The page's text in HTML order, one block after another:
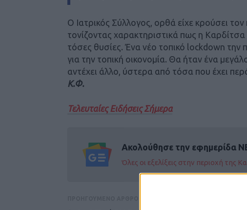
Ο Ιατρικός Σύλλογος, ορθά είχε κρούσει
τονίζοντας χαρακτηριστικά πως η
τόσες θυσίες. Ένα νέο τοπικό lockdown
για την τοπική οικονομία. Θα ήταν ένα
αντέχει άλλο, ύστερα από τόσα που έχει
Κ.Φ.
Τελευταίες Ειδήσεις Σήμερα
Ακολούθησε την εφημερίδα
Όλες οι εξελίξεις στην περιοχή της